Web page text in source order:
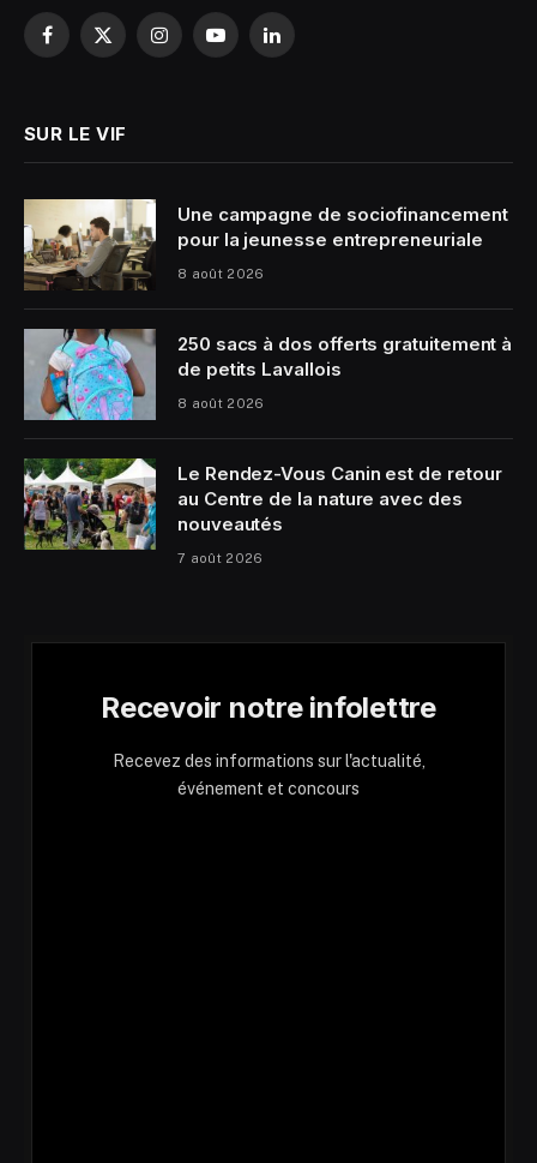
Facebook
X
InstagramYouTubeLinkedIn
SUR LE VIF
Une campagne de sociofinancement
pour la jeunesse entrepreneuriale
8 août 2026
250 sacs à dos offerts gratuitement à
de petits Lavallois
8 août 2026
Le Rendez-Vous Canin est de retour
au Centre de la nature avec des
nouveautés
7 août 2026
Recevoir notre infolettre
Recevez des informations sur l'actualité,
événement et concours